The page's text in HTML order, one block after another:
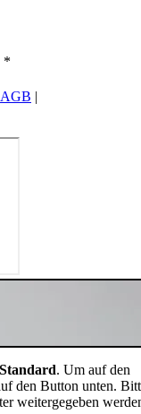
*
AGB |
Standard. Um auf den
den Button unten.
weitergegeben